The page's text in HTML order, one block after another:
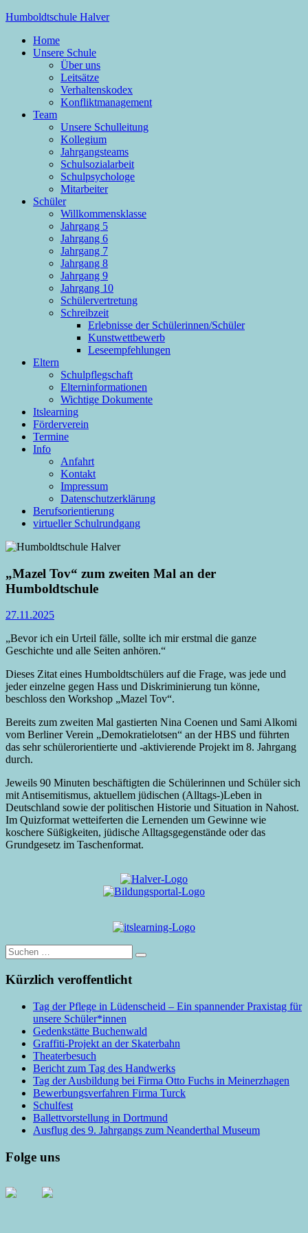
Zum
springen
Humboldtschule Halver
Sekundarschule der Stadt Halver
Home
Unsere Schule
Über uns
Leitsätze
Verhaltenskodex
Konfliktmanagement
Team
Unsere Schulleitung
Kollegium
Jahrgangsteams
Schulsozialarbeit
Schulpsychologe
Mitarbeiter
Schüler
Willkommensklasse
Jahrgang 5
Jahrgang 6
Jahrgang 7
Jahrgang 8
Jahrgang 9
Jahrgang 10
Schülervertretung
Schreibzeit
Erlebnisse der Schülerinnen/Schüler
Kunstwettbewerb
Leseempfehlungen
Eltern
Schulpflegschaft
Elterninformationen
Wichtige Dokumente
Itslearning
Förderverein
Termine
Info
Anfahrt
Kontakt
Impressum
Datenschutzerklärung
Berufsorientierung
virtueller Schulrundgang
„Mazel Tov“ zum zweiten Mal an der
Humboldtschule
27.11.2025
„Bevor ich ein Urteil fälle, sollte ich mir erstmal die ganze
Geschichte und alle Seiten anhören.“
Dieses Zitat eines Humboldtschülers auf die Frage, was jede und
jeder einzelne gegen Hass und Diskriminierung tun könne,
beschloss den Workshop „Mazel Tov“.
Bereits zum zweiten Mal gastierten Nina Coenen und Sami Alkomi
vom Berliner Verein „Demokratielotsen“ an der HBS und führten
das sehr schülerorientierte und -aktivierende Projekt im 8. Jahrgang
durch.
Jeweils 90 Minuten beschäftigten die Schülerinnen und Schüler sich
mit Antisemitismus, aktuellem jüdischen (Alltags-)Leben in
Deutschland sowie der politischen Historie und Situation in Nahost.
Im Quizformat wetteiferten die Lernenden um Gewinne wie
koschere Süßigkeiten, jüdische Alltagsgegenstände oder das
Grundgesetz im Taschenformat.
Suche
nach:
Kürzlich veroffentlicht
Tag der Pflege in Lüdenscheid – Ein spannender Praxistag für
unsere Schüler*innen
Gedenkstätte Buchenwald
Graffiti-Projekt an der Skaterbahn
Theaterbesuch
Bericht zum Tag des Handwerks
Tag der Ausbildung bei Firma Otto Fuchs in Meinerzhagen
Bewerbungsverfahren Firma Turck
Schulfest
Ballettvorstellung in Dortmund
Ausflug des 9. Jahrgangs zum Neanderthal Museum
Folge uns